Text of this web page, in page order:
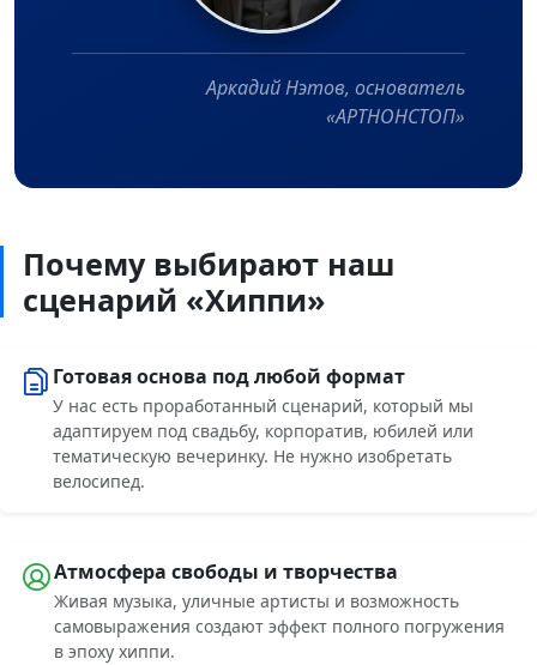
Аркадий Нэтов, основатель
«АРТНОНСТОП»
Почему выбирают наш
сценарий «Хиппи»
Готовая основа под любой формат
У нас есть проработанный сценарий, который мы
адаптируем под свадьбу, корпоратив, юбилей или
тематическую вечеринку. Не нужно изобретать
велосипед.
Атмосфера свободы и творчества
Живая музыка, уличные артисты и возможность
самовыражения создают эффект полного погружения
в эпоху хиппи.